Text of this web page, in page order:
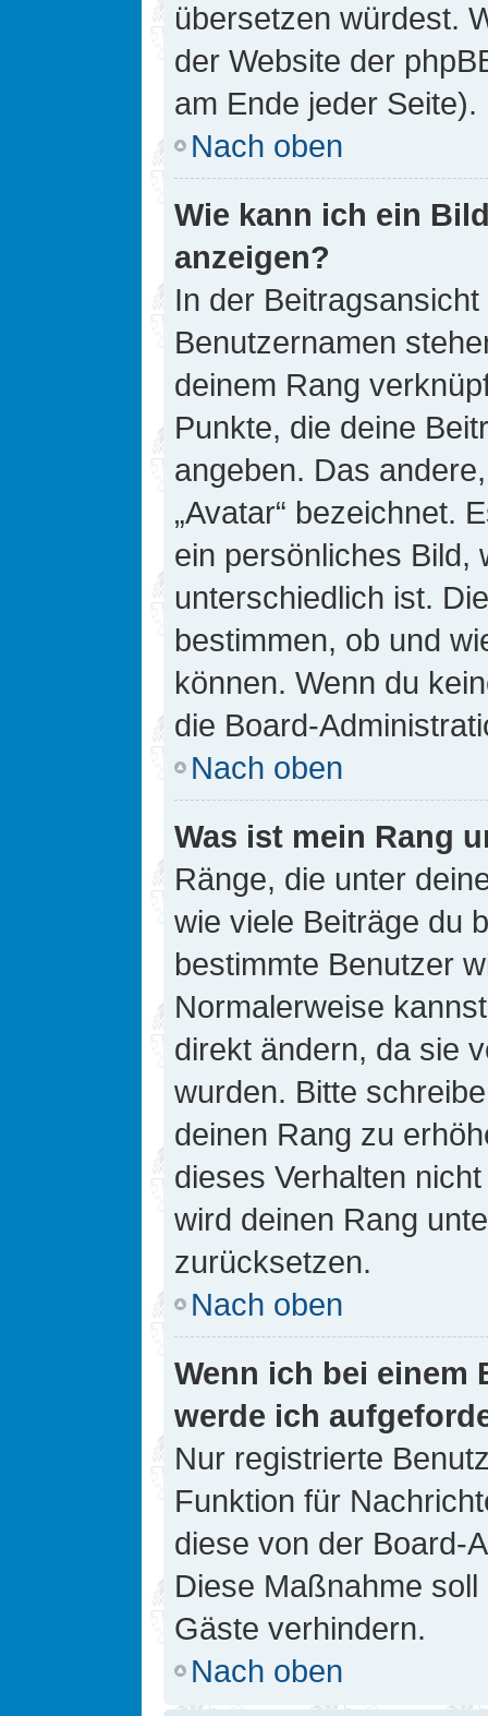
übersetzen würdest.
der Website der
am Ende jeder Seite).
Nach oben
Wie kann ich ein
anzeigen?
In der
Benutzernamen
deinem Rang
Punkte, die deine
angeben. Das
„Avatar“ bezeichnet.
ein persönliches Bild,
unterschiedlich ist.
bestimmen, ob und
können. Wenn du
die Board-
Nach oben
Was ist mein Rang
Ränge, die unter
wie viele Beiträge du
bestimmte Benutzer
Normalerweise
direkt ändern, da sie
wurden. Bitte
deinen Rang zu
dieses Verhalten
wird deinen Rang
zurücksetzen.
Nach oben
Wenn ich bei einem
werde ich
Nur registrierte
Funktion für
diese von der Board-
Diese Maßnahme
Gäste verhindern.
Nach oben